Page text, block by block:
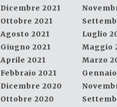
Dicembre 2021
Ottobre 2021
Agosto 2021
Luglio
Giugno 2021
Maggio
Aprile 2021
Marzo
Febbraio 2021
Dicembre 2020
Ottobre 2020